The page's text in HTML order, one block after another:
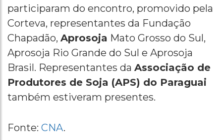
participaram do encontro, promovido pela
Corteva, representantes da Fundação
Chapadão, Aprosoja Mato Grosso do Sul,
Aprosoja Rio Grande do Sul e Aprosoja
Brasil. Representantes da Associação de
Produtores de Soja (APS) do Paraguai
também estiveram presentes.
Fonte: CNA.